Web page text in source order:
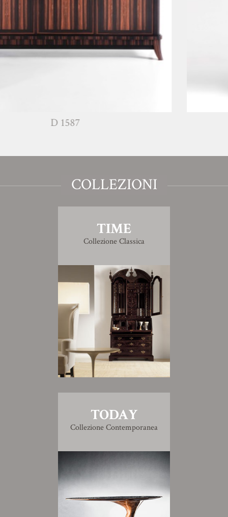
COLLEZIONI
TIME
Collezione Classica
TODAY
Collezione Contemporanea